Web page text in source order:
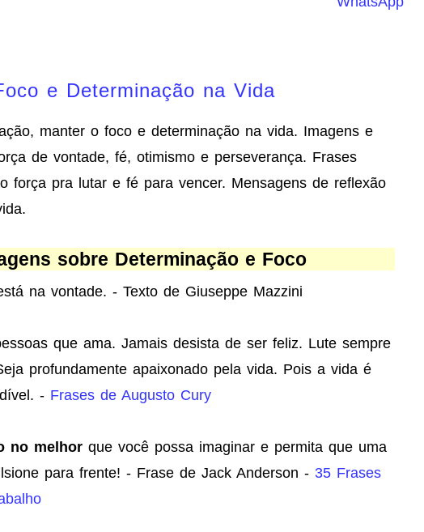
e Determinação na Vida
manter o foco e determinação na vida. Imagens e
de vontade, fé, otimismo e perseverança. Frases
força pra lutar e fé para vencer. Mensagens de reflexão
sobre Determinação e Foco
na vontade. - Texto de Giuseppe Mazzini
que ama. Jamais desista de ser feliz. Lute sempre
profundamente apaixonado pela vida. Pois a vida é
- Frases de Augusto Cury
no melhor que você possa imaginar e permita que uma
para frente! - Frase de Jack Anderson - 35 Frases